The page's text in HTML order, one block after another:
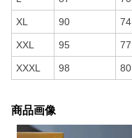
XL 90 74
XXL 95 77
XXXL 98 80
商品画像